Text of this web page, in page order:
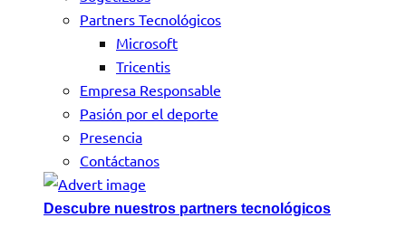
Partners Tecnológicos
Microsoft
Tricentis
Empresa Responsable
Pasión por el deporte
Presencia
Contáctanos
Descubre nuestros partners tecnológicos